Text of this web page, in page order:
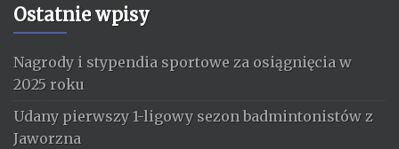
Ostatnie wpisy
Nagrody i stypendia sportowe za osiągnięcia w
2025 roku
Udany pierwszy 1-ligowy sezon badmintonistów z
Jaworzna